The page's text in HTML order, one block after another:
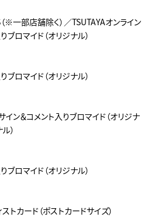
※一部店舗除く）／TSUTAYAオンライン
ロマイド（オリジナル）
ロマイド（オリジナル）
ン＆コメント入りブロマイド（オリジナ
）
ロマイド（オリジナル）
トカード（ポストカードサイズ）